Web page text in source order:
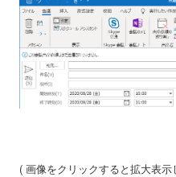
( 画像をクリックすると拡大表示